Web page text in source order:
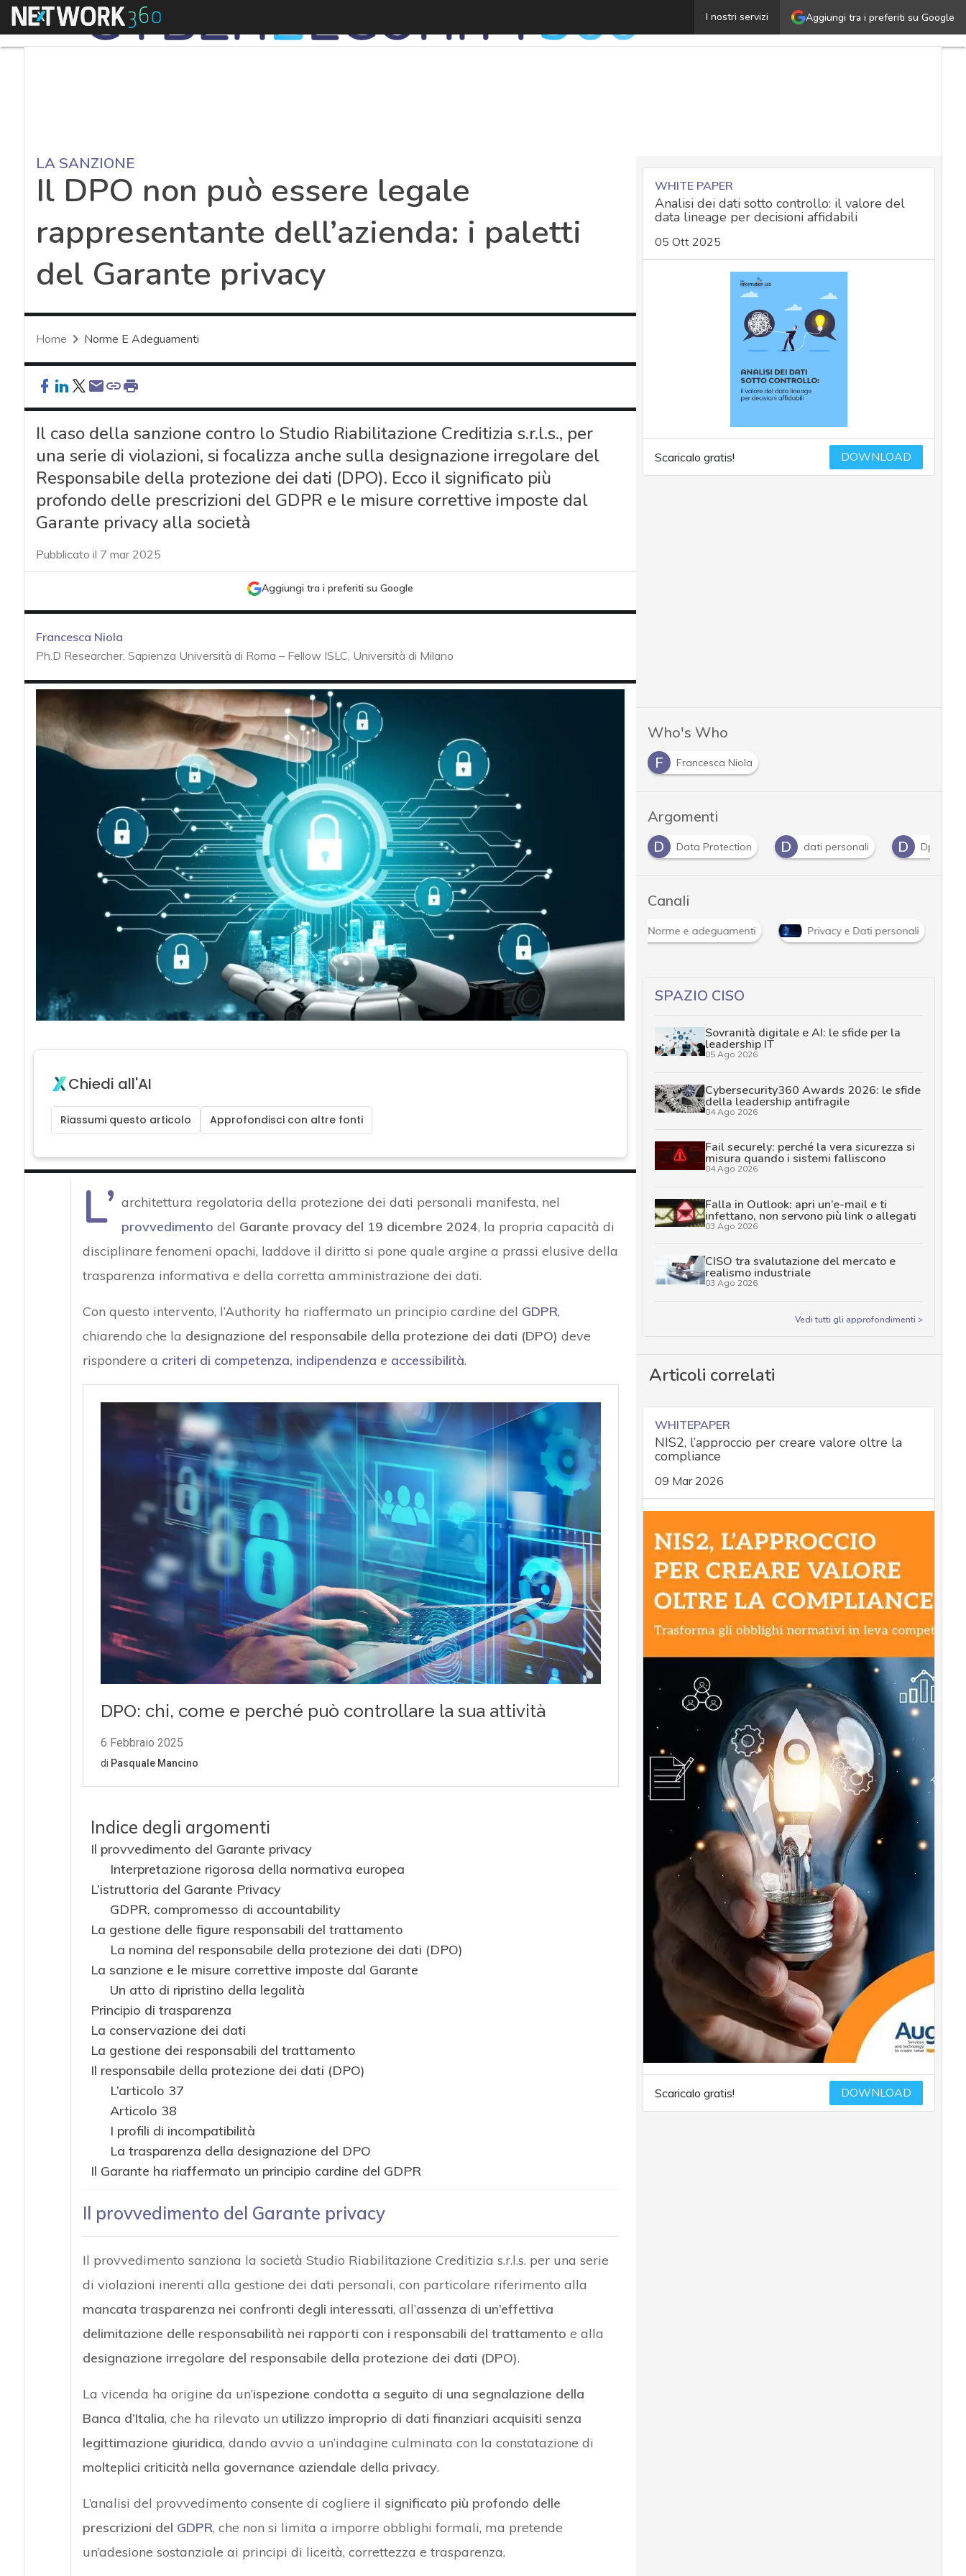
Aggiungi tra i preferiti su Google
I nostri servizi
Menu Il DPO non può essere legale rappresentante
LA SANZIONE
Il DPO non può essere legale
rappresentante dell’azienda: i paletti
del Garante privacy
Home Norme E Adeguamenti
Il caso della sanzione contro lo Studio Riabilitazione Creditizia s.r.l.s., per
una serie di violazioni, si focalizza anche sulla designazione irregolare del
Responsabile della protezione dei dati (DPO). Ecco il significato più
profondo delle prescrizioni del GDPR e le misure correttive imposte dal
Garante privacy alla società
Pubblicato il 7 mar 2025
Aggiungi tra i preferiti su Google
Francesca Niola
Ph.D Researcher, Sapienza Università di Roma – Fellow ISLC, Università di Milano
Chiedi all'AI
Riassumi questo articolo Approfondisci con altre fonti
L’ architettura regolatoria della protezione dei dati personali manifesta, nel
provvedimento del Garante provacy del 19 dicembre 2024, la propria capacità di
disciplinare fenomeni opachi, laddove il diritto si pone quale argine a prassi elusive della
trasparenza informativa e della corretta amministrazione dei dati.
Con questo intervento, l’Authority ha riaffermato un principio cardine del GDPR,
chiarendo che la designazione del responsabile della protezione dei dati (DPO) deve
rispondere a criteri di competenza, indipendenza e accessibilità.
Indice degli argomenti
Il provvedimento del Garante privacy
Interpretazione rigorosa della normativa europea
L’istruttoria del Garante Privacy
GDPR, compromesso di accountability
La gestione delle figure responsabili del trattamento
La nomina del responsabile della protezione dei dati (DPO)
La sanzione e le misure correttive imposte dal Garante
Un atto di ripristino della legalità
Principio di trasparenza
La conservazione dei dati
La gestione dei responsabili del trattamento
Il responsabile della protezione dei dati (DPO)
L’articolo 37
Articolo 38
I profili di incompatibilità
La trasparenza della designazione del DPO
Il Garante ha riaffermato un principio cardine del GDPR
Il provvedimento del Garante privacy
Il provvedimento sanziona la società Studio Riabilitazione Creditizia s.r.l.s. per una serie
di violazioni inerenti alla gestione dei dati personali, con particolare riferimento alla
mancata trasparenza nei confronti degli interessati, all’assenza di un’effettiva
delimitazione delle responsabilità nei rapporti con i responsabili del trattamento e alla
designazione irregolare del responsabile della protezione dei dati (DPO).
La vicenda ha origine da un’ispezione condotta a seguito di una segnalazione della
Banca d’Italia, che ha rilevato un utilizzo improprio di dati finanziari acquisiti senza
legittimazione giuridica, dando avvio a un’indagine culminata con la constatazione di
molteplici criticità nella governance aziendale della privacy.
L’analisi del provvedimento consente di cogliere il significato più profondo delle
prescrizioni del GDPR, che non si limita a imporre obblighi formali, ma pretende
un’adesione sostanziale ai principi di liceità, correttezza e trasparenza.
WHITE PAPER
Analisi dei dati sotto controllo: il valore del
data lineage per decisioni affidabili
05 Ott 2025
Scaricalo gratis! DOWNLOAD
Who's Who
F
Francesca Niola
Argomenti
D Data Protection D dati personali D Dpo
Canali
Norme e adeguamenti Privacy e Dati personali
SPAZIO CISO
Sovranità digitale e AI: le sfide per la
leadership IT
05 Ago 2026
Cybersecurity360 Awards 2026: le sfide
della leadership antifragile
04 Ago 2026
Fail securely: perché la vera sicurezza si
misura quando i sistemi falliscono
04 Ago 2026
Falla in Outlook: apri un’e-mail e ti
infettano, non servono più link o allegati
03 Ago 2026
CISO tra svalutazione del mercato e
realismo industriale
03 Ago 2026
Vedi tutti gli approfondimenti >
Articoli correlati
WHITEPAPER
NIS2, l’approccio per creare valore oltre la
compliance
09 Mar 2026
Scaricalo gratis! DOWNLOAD